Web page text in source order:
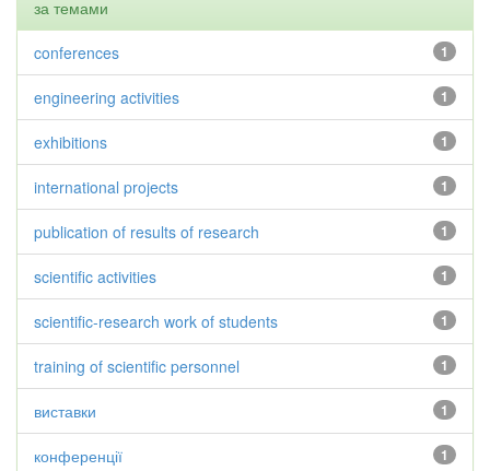
за темами
1
conferences
1
engineering activities
1
exhibitions
1
international projects
1
publication of results of research
1
scientific activities
1
scientific-research work of students
1
training of scientific personnel
1
виставки
1
конференції